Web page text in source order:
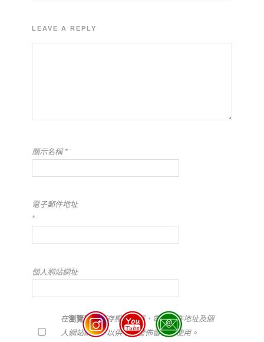
LEAVE A REPLY
顯示名稱 *
電子郵件地址
*
個人網站網址
在瀏覽器中儲存顯示名稱、電子郵件地址及個
人網站網址，以供下次發佈留言時使用。